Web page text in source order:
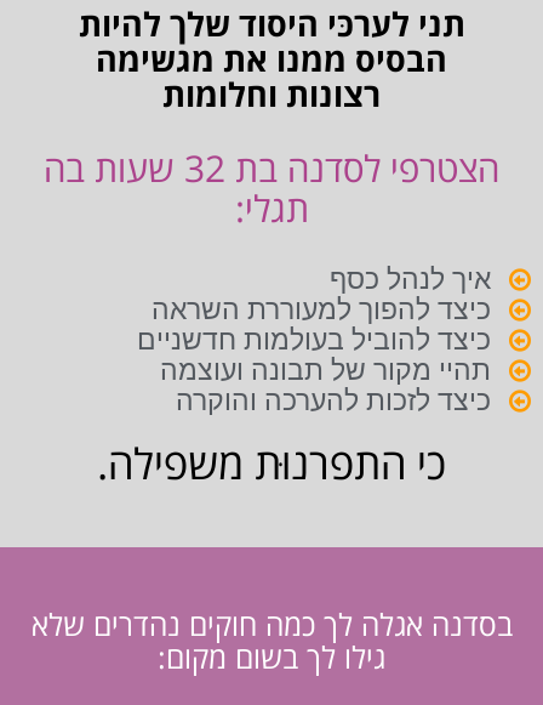
תני לערכּי היסוד שלך להיות
הבסיס ממנו את מגשימה
רצונות וחלומות
הצטרפי לסדנה בת 32 שעות בה
תגלי:
איך לנהל כסף
כיצד להפוך למעוררת השראה
כיצד להוביל בעולמות חדשניים
תהיי מקור של תבונה ועוצמה
כיצד לזכות להערכה והוקרה
כי התפרנוּת משפילה.
בסדנה אגלה לך כמה חוקים נהדרים שלא
גילו לך בשום מקום: